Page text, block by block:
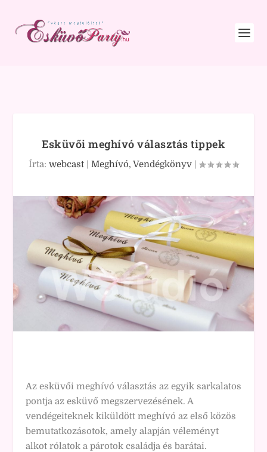
Esküvői meghívó választás tippek
Írta: webcast | Meghívó, Vendégkönyv |
Az esküvői meghívó választás az egyik sarkalatos
pontja az esküvő megszervezésének. A
vendégeiteknek kiküldött meghívó az első közös
bemutatkozásotok, amely alapján véleményt
alkot rólatok a párotok családja és barátai.